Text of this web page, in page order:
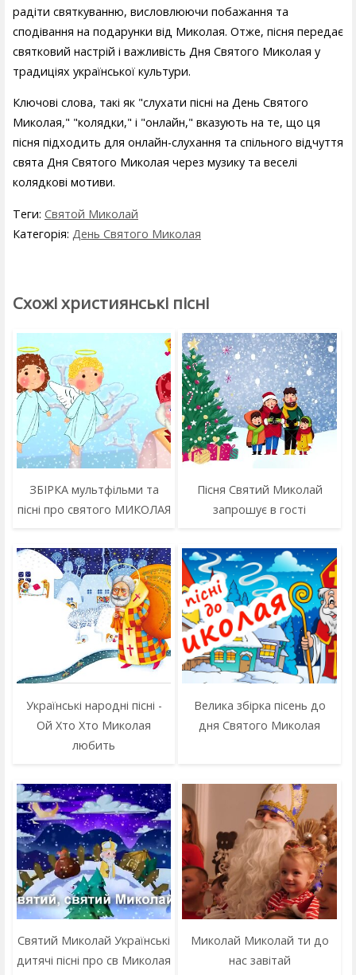
радіти святкуванню, висловлюючи побажання та
сподівання на подарунки від Миколая. Отже, пісня передає
святковий настрій і важливість Дня Святого Миколая у
традиціях української культури.
Ключові слова, такі як "слухати пісні на День Святого
Миколая," "колядки," і "онлайн," вказують на те, що ця
пісня підходить для онлайн-слухання та спільного відчуття
свята Дня Святого Миколая через музику та веселі
колядкові мотиви.
Теги: Святой Миколай
Категорія: День Святого Миколая
Схожі християнські пісні
ЗБІРКА мультфільми та
пісні про святого МИКОЛАЯ
Пісня Святий Миколай
запрошує в гості
Українські народні пісні -
Ой Хто Хто Миколая
любить
Велика збірка пісень до
дня Святого Миколая
Святий Миколай Українські
дитячі пісні про св Миколая
Миколай Миколай ти до
нас завітай